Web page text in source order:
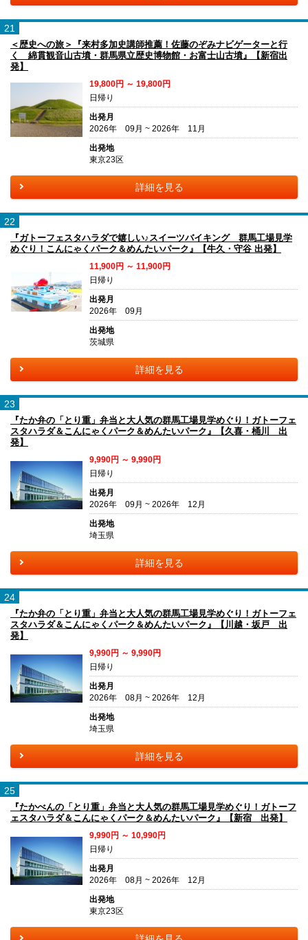
21
＜歴史への旅＞『来村多加史講師推薦！佐藤のぞみナビゲーターと行
く 綿貫観音山古墳・群馬県立歴史博物館・お富士山古墳』【新宿出
発】
19,800円 ～ 19,800円
日帰り
出発月
2026年 09月 ~ 2026年 11月
出発地
東京23区
詳細を見る
22
『ガトーフェスタハラダで嬉しい♪スイーツバイキング 群馬工場見学
めぐり！こんにゃくパーク＆めんたいパーク』【牛久・守谷 出発】
11,900円 ～ 11,900円
日帰り
出発月
2026年 09月
出発地
茨城県
詳細を見る
23
『たか弁の「とり重」弁当と大人気の群馬工場見学めぐり！ガトーフェ
スタハラダ＆こんにゃくパーク＆めんたいパーク』【久喜・桶川 出
発】
9,990円 ～ 9,990円
日帰り
出発月
2026年 09月 ~ 2026年 12月
出発地
埼玉県
詳細を見る
24
『たか弁の「とり重」弁当と大人気の群馬工場見学めぐり！ガトーフェ
スタハラダ＆こんにゃくパーク＆めんたいパーク』【川越・坂戸 出
発】
9,990円 ～ 9,990円
日帰り
出発月
2026年 08月 ~ 2026年 12月
出発地
埼玉県
詳細を見る
25
『たかべんの「とり重」弁当と大人気の群馬工場見学めぐり！ガトーフ
ェスタハラダ＆こんにゃくパーク＆めんたいパーク』【新宿 出発】
9,990円 ～ 10,990円
日帰り
出発月
2026年 08月 ~ 2026年 12月
出発地
東京23区